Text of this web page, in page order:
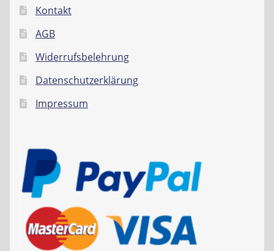
Kontakt
AGB
Widerrufsbelehrung
Datenschutzerklärung
Impressum